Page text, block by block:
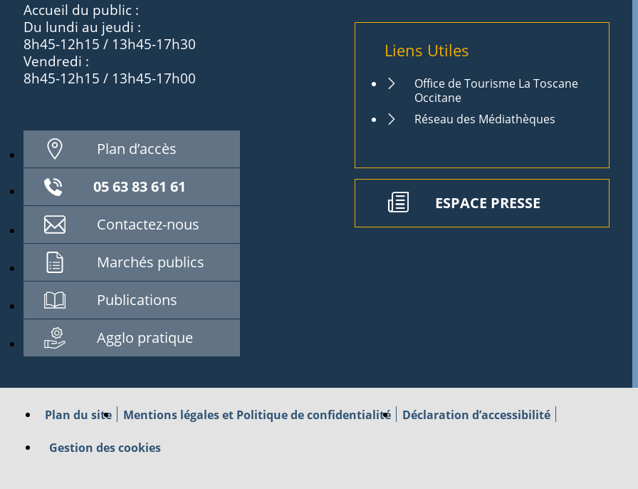
Accueil du public :
Du lundi au jeudi :
8h45-12h15 / 13h45-17h30
Vendredi :
8h45-12h15 / 13h45-17h00
Plan d’accès
05 63 83 61 61
Contactez-nous
Marchés publics
Publications
Agglo pratique
Liens Utiles
Office de Tourisme La Toscane
Occitane
Réseau des Médiathèques
ESPACE PRESSE
Plan du site Mentions légales et Politique de confidentialité Déclaration d’accessibilité
Gestion des cookies